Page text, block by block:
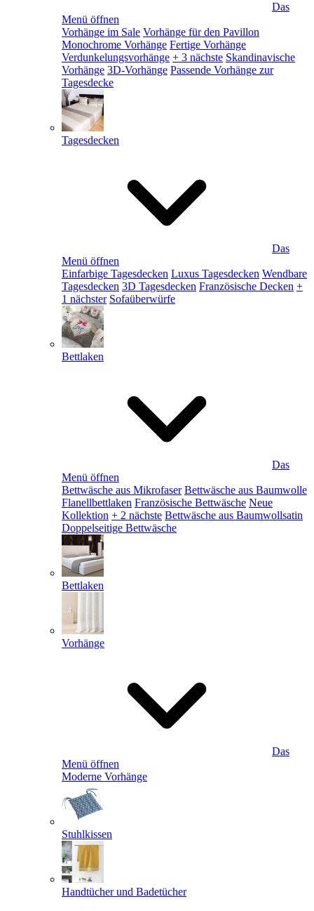
Das
Menü öffnen
Vorhänge im Sale Vorhänge für den Pavillon
Monochrome Vorhänge Fertige Vorhänge
Verdunkelungsvorhänge + 3 nächste Skandinavische
Vorhänge 3D-Vorhänge Passende Vorhänge zur
Tagesdecke
Tagesdecken
Das
Menü öffnen
Einfarbige Tagesdecken Luxus Tagesdecken Wendbare
Tagesdecken 3D Tagesdecken Französische Decken +
1 nächster Sofaüberwürfe
Bettlaken
Das
Menü öffnen
Bettwäsche aus Mikrofaser Bettwäsche aus Baumwolle
Flanellbettlaken Französische Bettwäsche Neue
Kollektion + 2 nächste Bettwäsche aus Baumwollsatin
Doppelseitige Bettwäsche
Bettlaken
Vorhänge
Das
Menü öffnen
Moderne Vorhänge
Stuhlkissen
Handtücher und Badetücher